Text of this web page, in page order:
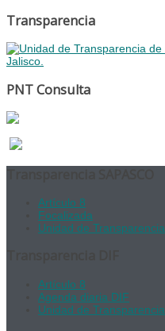
Transparencia
PNT Consulta
Artículo 8
Focalizada
Unidad de Transparencia
Artículo 8
Agenda diaria DIF
Unidad de Transparencia